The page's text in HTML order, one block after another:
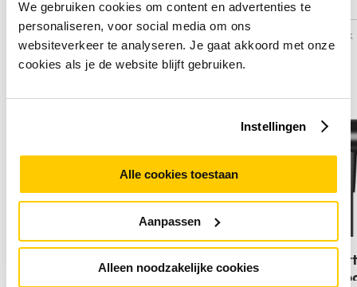
We gebruiken cookies om content en advertenties te
personaliseren, voor social media om ons
websiteverkeer te analyseren. Je gaat akkoord met onze
cookies als je de website blijft gebruiken.
Instellingen
Alle cookies toestaan
Aanpassen
Alleen noodzakelijke cookies
Vergelijk
JLC Samsung 3.5mm EHS61ASFBE
Vergelijk
JLC